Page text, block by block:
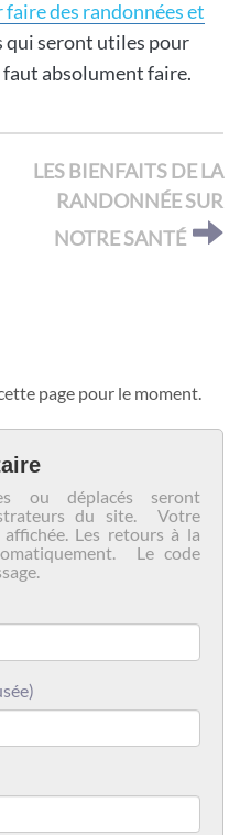
des randonnées et
qui seront utiles pour
absolument faire.
LES BIENFAITS DE LA
RANDONNÉE SUR
NOTRE SANTÉ
page pour le moment.
ou déplacés seront
du site. Votre
Les retours à la
Le code